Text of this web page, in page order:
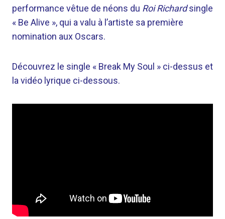
performance vêtue de néons du Roi Richardsingle
« Be Alive », qui a valu à l’artiste sa première
nomination aux Oscars.
Découvrez le single « Break My Soul » ci-dessus et
la vidéo lyrique ci-dessous.